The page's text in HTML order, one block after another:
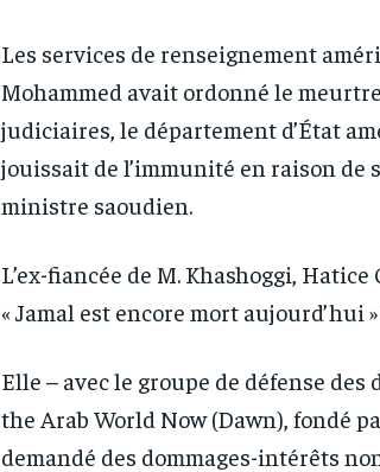
Les services de renseignement
Mohammed avait ordonné le
judiciaires, le département d’État
jouissait de l’immunité en raison de
ministre saoudien.
L’ex-fiancée de M. Khashoggi,
« Jamal est encore mort aujourd’hui
Elle – avec le groupe de défense
the Arab World Now (Dawn), fondé
demandé des dommages-intérêts